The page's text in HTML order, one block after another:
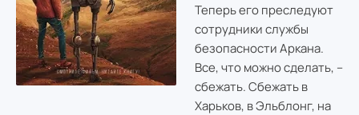
Теперь его преследуют
сотрудники службы
безопасности Аркана.
Все, что можно сделать, –
сбежать. Сбежать в
Харьков, в Эльблонг, на